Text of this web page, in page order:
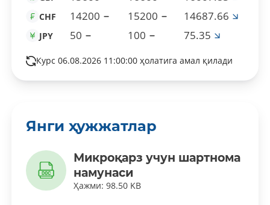
CHF 14200 15200 14687.66
JPY 50 100 75.35
Курс 06.08.2026 11:00:00 ҳолатига амал қилади
Янги ҳужжатлар
Микроқарз учун шартнома
намунаси
Ҳажми: 98.50 KB